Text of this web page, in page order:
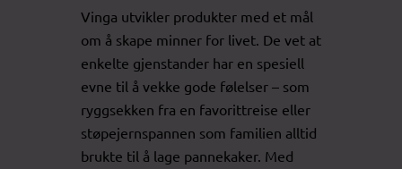
Vinga utvikler produkter med et mål
om å skape minner for livet. De vet at
enkelte gjenstander har en spesiell
evne til å vekke gode følelser – som
ryggsekken fra en favorittreise eller
støpejernspannen som familien alltid
brukte til å lage pannekaker. Med